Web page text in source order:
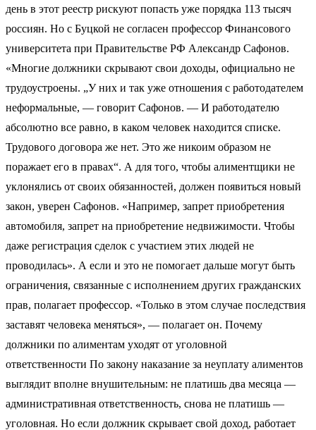
день в этот реестр рискуют попасть уже порядка 113 тысяч
россиян. Но с Буцкой не согласен профессор Финансового
университета при Правительстве РФ Александр Сафонов.
«Многие должники скрывают свои доходы, официально не
трудоустроены. „У них и так уже отношения с работодателем
неформальные, — говорит Сафонов. — И работодателю
абсолютно все равно, в каком человек находится списке.
Трудового договора же нет. Это же никоим образом не
поражает его в правах“. А для того, чтобы алиментщики не
уклонялись от своих обязанностей, должен появиться новый
закон, уверен Сафонов. «Например, запрет приобретения
автомобиля, запрет на приобретение недвижимости. Чтобы
даже регистрация сделок с участием этих людей не
проводилась». А если и это не помогает дальше могут быть
ограничения, связанные с исполнением других гражданских
прав, полагает профессор. «Только в этом случае последствия
заставят человека меняться», — полагает он. Почему
должники по алиментам уходят от уголовной
ответственности По закону наказание за неуплату алиментов
выглядит вполне внушительным: не платишь два месяца —
административная ответственность, снова не платишь —
уголовная. Но если должник скрывает свой доход, работает